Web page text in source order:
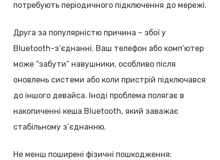
потребують періодичного підключення до мережі.
Друга за популярністю причина – збої у
Bluetooth-з’єднанні. Ваш телефон або комп’ютер
може “забути” навушники, особливо після
оновлень системи або коли пристрій підключався
до іншого девайса. Іноді проблема полягає в
накопиченні кеша Bluetooth, який заважає
стабільному з’єднанню.
Не менш поширені фізичні пошкодження: